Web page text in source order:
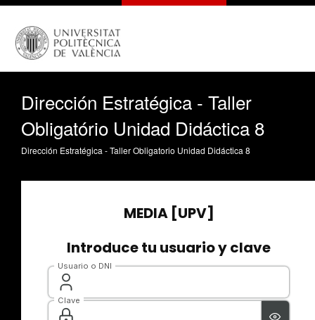
Dirección Estratégica - Taller
Obligatório Unidad Didáctica 8
Dirección Estratégica - Taller Obligatorio Unidad Didáctica 8